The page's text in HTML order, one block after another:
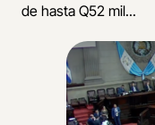
de hasta Q52 mil...